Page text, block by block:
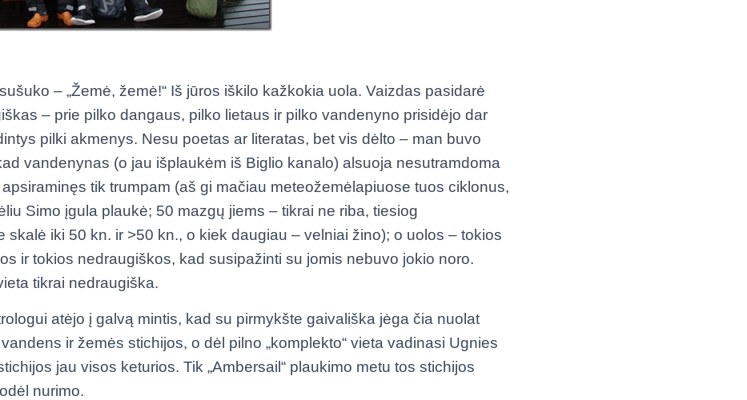
– „Žemė, žemė!“ Iš jūros iškilo kažkokia uola. Vaizdas pasidarė
– prie pilko dangaus, pilko lietaus ir pilko vandenyno prisidėjo dar
pilki akmenys. Nesu poetas ar literatas, bet vis dėlto – man buvo
vandenynas (o jau išplaukėm iš Biglio kanalo) alsuoja nesutramdoma
tik trumpam (aš gi mačiau meteožemėlapiuose tuos ciklonus,
Simo įgula plaukė; 50 mazgų jiems – tikrai ne riba, tiesiog
skalė iki 50 kn. ir >50 kn., o kiek daugiau – velniai žino); o uolos – tokios
ir tokios nedraugiškos, kad susipažinti su jomis nebuvo jokio noro.
tikrai nedraugiška.
atėjo į galvą mintis, kad su pirmykšte gaivališka jėga čia nuolat
ir žemės stichijos, o dėl pilno „komplekto“ vieta vadinasi Ugnies
jau visos keturios. Tik „Ambersail“ plaukimo metu tos stichijos
nurimo.